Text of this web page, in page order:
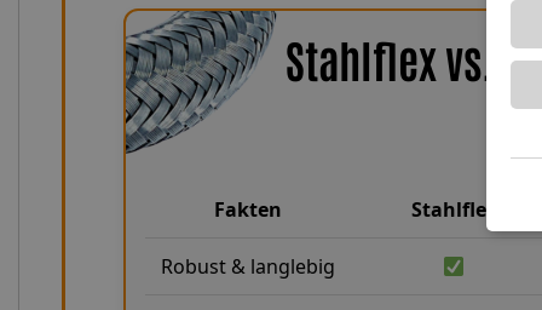
Stahlflex vs.
Fakten Stahlflex
Robust & langlebig